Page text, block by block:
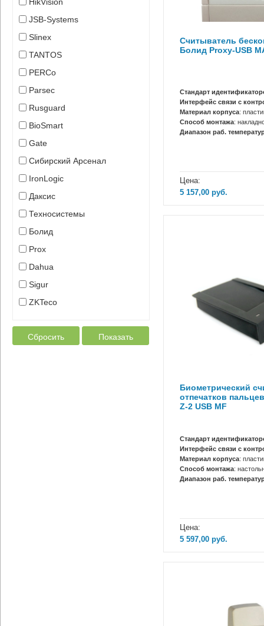
JSB-Systems
Slinex
TANTOS
PERCo
Parsec
Rusguard
BioSmart
Gate
Сибирский Арсенал
IronLogic
Даксис
Техносистемы
Болид
Prox
Dahua
Sigur
ZKTeco
Сбросить Показать
Считыватель
Болид Proxy-USB
Стандарт
Интерфейс связи с
Материал корпуса:
Способ монтажа:
Диапазон раб.
Цена:
5 157,00 руб.
Биометрический
отпечатков
Z-2 USB MF
Стандарт
Интерфейс связи с
Материал корпуса:
Способ монтажа:
Диапазон раб.
Цена:
5 597,00 руб.